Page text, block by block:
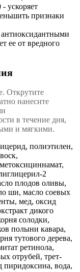
- ускоряет
признаки
антиоксидантными
ее от вредного
Открутите
нанесите
в течение дня,
и мягкими.
полиэтилен,
2
плодов оливы,
ши, масло соевых
мед, оксид
дикого
солодки,
полыни кавара,
тутового дерева,
ретинола,
отрубей, трет-
пиридоксина, вода,